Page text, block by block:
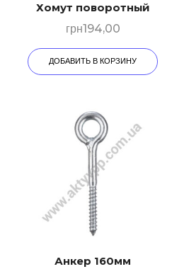
Хомут поворотный
грн194,00
ДОБАВИТЬ В КОРЗИНУ
Анкер 160мм